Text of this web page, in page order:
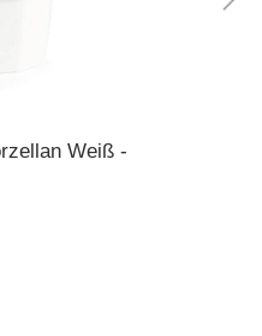
Weiß -